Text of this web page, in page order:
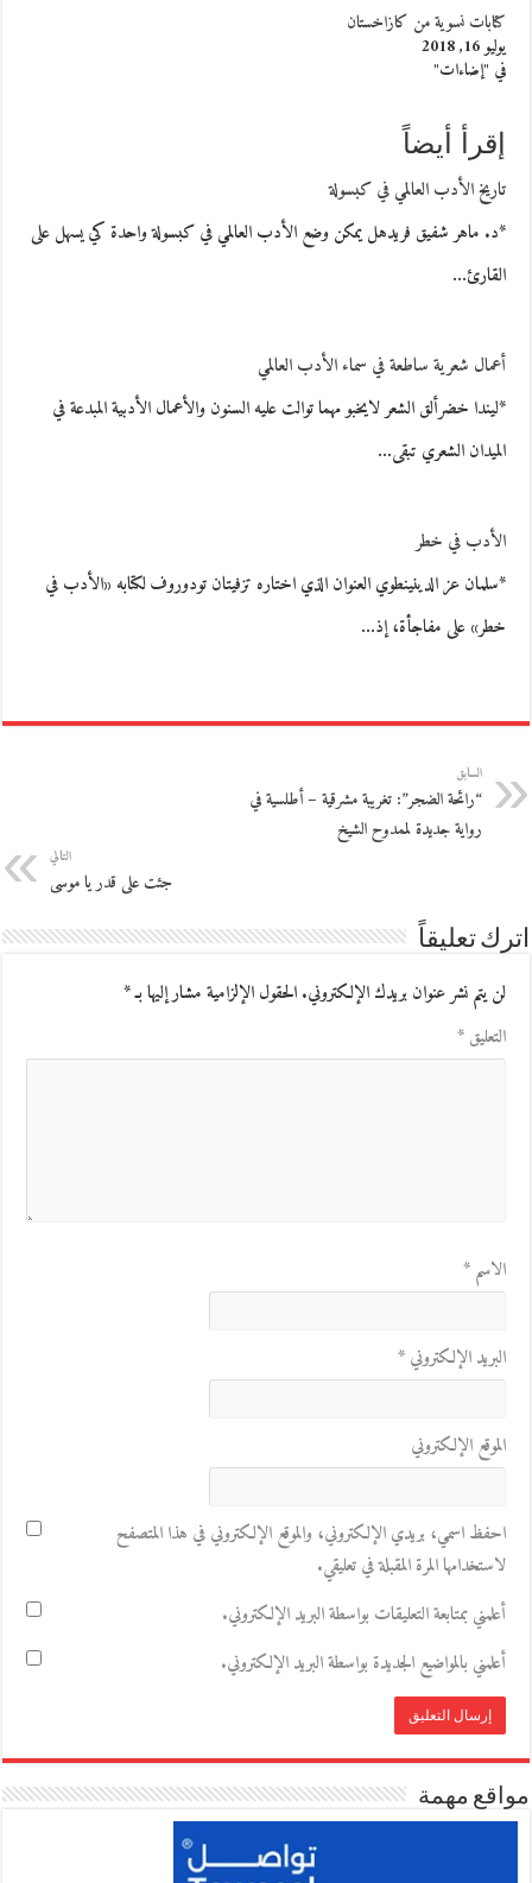
كتابات نسوية من كازاخستان
يوليو 16, 2018
في "إضاءات"
إقرأ أيضاً
تاريخ الأدب العالمي في كبسولة
*د. ماهر شفيق فريدهل يمكن وضع الأدب العالمي في كبسولة واحدة كي يسهل على
القارئ…
أعمال شعرية ساطعة في سماء الأدب العالمي
*ليندا خضرألق الشعر لايخبو مهما توالت عليه السنون والأعمال الأدبية المبدعة في
الميدان الشعري تبقى…
الأدب في خطر
*سلمان عز الدينينطوي العنوان الذي اختاره تزفيتان تودوروف لكتابه «الأدب في
خطر» على مفاجأة، إذ…
السابق
“رائحة الضجر”: تغريبة مشرقية – أطلسية في
رواية جديدة لممدوح الشيخ
التالي
جئت على قدر يا موسى
اترك تعليقاً
لن يتم نشر عنوان بريدك الإلكتروني.الحقول الإلزامية مشار إليها بـ*
التعليق*
الاسم*
البريد الإلكتروني*
الموقع الإلكتروني
احفظ اسمي، بريدي الإلكتروني، والموقع الإلكتروني في هذا المتصفح
لاستخدامها المرة المقبلة في تعليقي.
أعلمني بمتابعة التعليقات بواسطة البريد الإلكتروني.
أعلمني بالمواضيع الجديدة بواسطة البريد الإلكتروني.
مواقع مهمة